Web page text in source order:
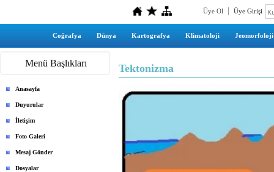
Üye Ol Üye Girişi
Coğrafya Dünya Kartografya Klimatoloji Jeomorfoloji
Menü Başlıkları
Anasayfa
Duyurular
İletişim
Foto Galeri
Mesaj Gönder
Dosyalar
Tektonizma